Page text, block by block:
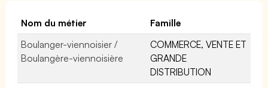
Nom du métier
Famille
Boulanger-viennoisier /
Boulangère-viennoisière
COMMERCE, VENTE ET
GRANDE
DISTRIBUTION